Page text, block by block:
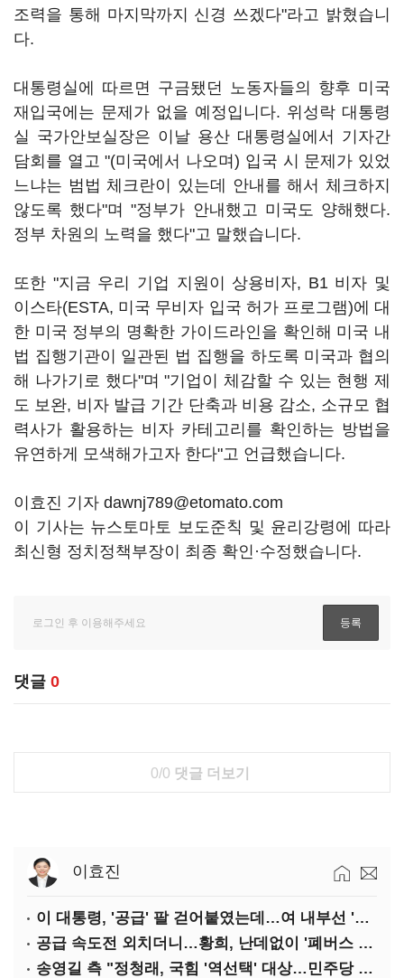
조력을 통해 마지막까지 신경 쓰겠다"라고 밝혔습니
다.
대통령실에 따르면 구금됐던 노동자들의 향후 미국
재입국에는 문제가 없을 예정입니다. 위성락 대통령
실 국가안보실장은 이날 용산 대통령실에서 기자간
담회를 열고 "(미국에서 나오며) 입국 시 문제가 있었
느냐는 범법 체크란이 있는데 안내를 해서 체크하지
않도록 했다"며 "정부가 안내했고 미국도 양해했다.
정부 차원의 노력을 했다"고 말했습니다.
또한 "지금 우리 기업 지원이 상용비자, B1 비자 및
이스타(ESTA, 미국 무비자 입국 허가 프로그램)에 대
한 미국 정부의 명확한 가이드라인을 확인해 미국 내
법 집행기관이 일관된 법 집행을 하도록 미국과 협의
해 나가기로 했다"며 "기업이 체감할 수 있는 현행 제
도 보완, 비자 발급 기간 단축과 비용 감소, 소규모 협
력사가 활용하는 비자 카테고리를 확인하는 방법을
유연하게 모색해가고자 한다"고 언급했습니다.
이효진 기자 dawnj789@etomato.com
이 기사는 뉴스토마토 보도준칙 및 윤리강령에 따라
최신형 정치정책부장이 최종 확인·수정했습니다.
댓글 0
0/0 댓글 더보기
이효진
이 대통령, '공급' 팔 걷어붙였는데…여 내부선 '부동산 망언'(종합)
공급 속도전 외치더니…황희, 난데없이 '폐버스 리모델링' 제안
송영길 측 "정청래, 국힘 '역선택' 대상…민주당 대표로 총선 지휘 못해"